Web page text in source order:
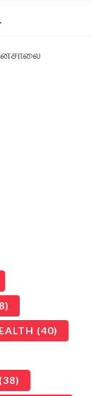
(40)
(38)